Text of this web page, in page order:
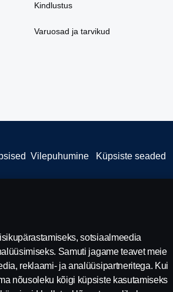
Kindlustus
Varuosad ja tarvikud
Vilepuhumine Küpsiste seaded
sotsiaalmeedia
Samuti jagame teavet meie
reklaami- ja analüüsipartneritega. Kui
nõusoleku kõigi küpsiste kasutamiseks